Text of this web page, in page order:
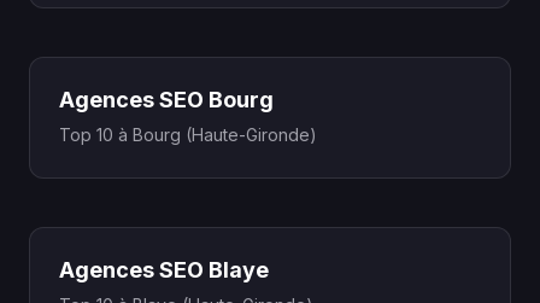
Agences SEO Bourg
Top 10 à Bourg (Haute-Gironde)
Agences SEO Blaye